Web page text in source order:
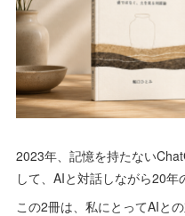
2023年、記憶を持たない
して、AIと対話しながら20年
この2冊は、私にとってAIと